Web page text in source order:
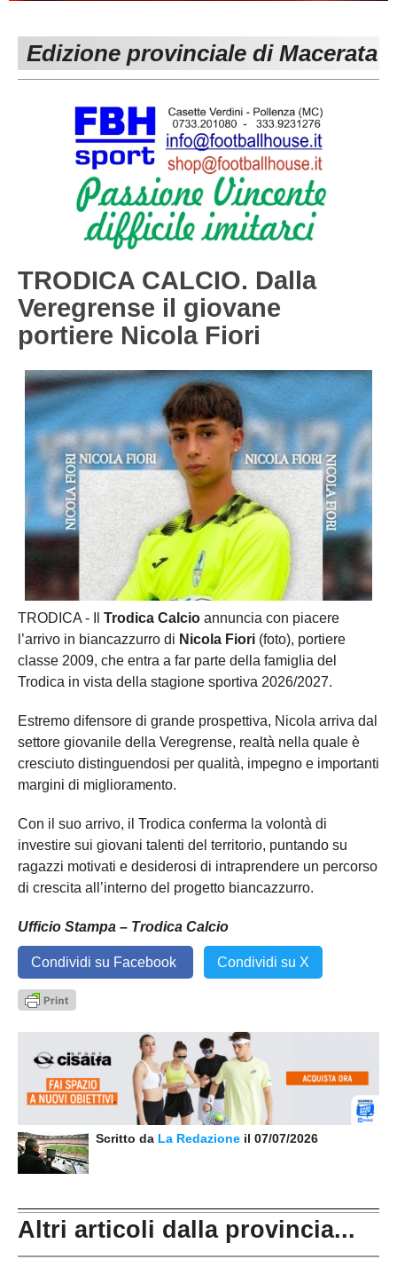
Carica la tua Rosa
1^ CATEGORIA
3^ CATEGORIA
GIOVANILI
Edizione provinciale di Macerata
TRODICA CALCIO. Dalla
Veregrense il giovane
portiere Nicola Fiori
TRODICA - Il Trodica Calcio annuncia con piacere
l’arrivo in biancazzurro di Nicola Fiori (foto), portiere
classe 2009, che entra a far parte della famiglia del
Trodica in vista della stagione sportiva 2026/2027.
Estremo difensore di grande prospettiva, Nicola arriva dal
settore giovanile della Veregrense, realtà nella quale è
cresciuto distinguendosi per qualità, impegno e importanti
margini di miglioramento.
Con il suo arrivo, il Trodica conferma la volontà di
investire sui giovani talenti del territorio, puntando su
ragazzi motivati e desiderosi di intraprendere un percorso
di crescita all’interno del progetto biancazzurro.
Ufficio Stampa – Trodica Calcio
Condividi su Facebook Condividi su X
Scritto da La Redazione il 07/07/2026
Altri articoli dalla provincia...